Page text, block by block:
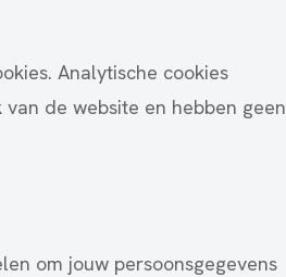
Analytische cookies
de website en hebben geen
om jouw persoonsgegevens